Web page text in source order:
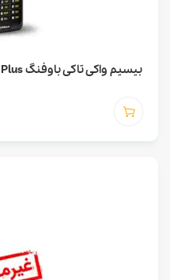
بیسیم واکی تاکی باوفنگ BAOFENG UV-9R Plus